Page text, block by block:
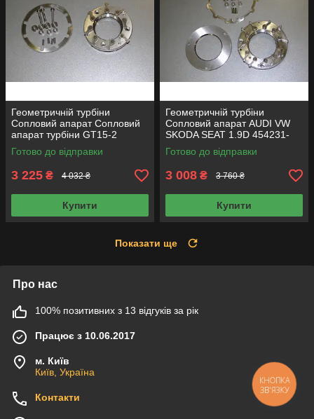
Геометричній турбіни
Сопловий апарат Сопловий
апарат турбіни GT15-2
Готово до відправки
3 225 ₴ 4 032 ₴
Купити
Геометричній турбіни
Сопловий апарат AUDI VW
SKODA SEAT 1.9D 454231-
0002 454231-0006 Сопловий
апарат турбіни
Готово до відправки
3 008 ₴ 3 760 ₴
Купити
Показати ще
Про нас
100% позитивних з 13 відгуків за рік
Працює з 10.06.2017
м. Київ
Київ, Україна
Контакти
КНОПКА
ЗВ'ЯЗКУ